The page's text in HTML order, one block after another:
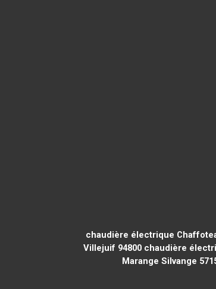
chaudière électrique
Villejuif 94800 chaudière
Marange Silvange